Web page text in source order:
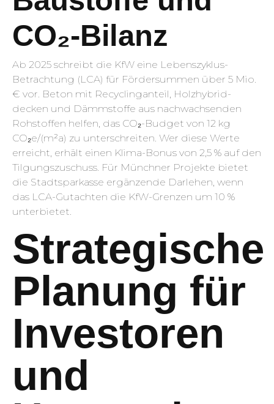
CO₂-Bilanz
Ab 2025 schreibt die KfW eine Lebenszyklus-
Betrachtung (LCA) für Fördersummen über 5 Mio.
€ vor. Beton mit Recycling­anteil, Holz­hybrid­
decken und Dämm­stoffe aus nachwachsenden
Rohstoffen helfen, das CO₂-Budget von 12 kg
CO₂e/(m²a) zu unterschreiten. Wer diese Werte
erreicht, erhält einen Klima-Bonus von 2,5 % auf den
Tilgungs­zuschuss. Für Münchner Projekte bietet
die Stadtsparkasse ergänzende Darlehen, wenn
das LCA-Gutachten die KfW-Grenzen um 10 %
unterbietet.
Strategische
Planung für
Investoren
und